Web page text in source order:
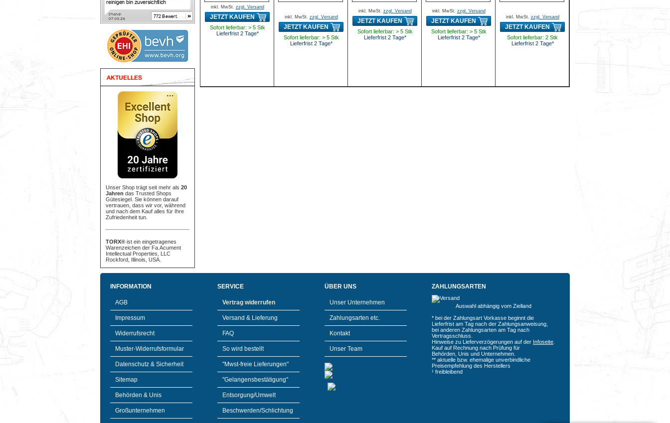
Unser Shop trägt seit mehr als 20
Jahren das Trusted Shops
Gütesiegel. Sie können darauf
vertrauen, dass wir vor, während
und nach dem Kauf alles für Ihre
Zufriedenheit tun.
TORX® ist ein eingetragenes
Warenzeichen der Fa.Acument
Intellectual Properties, LLC
Rockford, Illinois, USA.
inkl. MwSt. zzgl. Versand
JETZT KAUFEN
Sofort lieferbar: > 5 Stk
Lieferfrist 2 Tage*
inkl. MwSt. zzgl. Versand
JETZT KAUFEN
Sofort lieferbar: > 5 Stk
Lieferfrist 2 Tage*
inkl. MwSt. zzgl. Versand
JETZT KAUFEN
Sofort lieferbar: > 5 Stk
Lieferfrist 2 Tage*
inkl. MwSt. zzgl. Versand
JETZT KAUFEN
Sofort lieferbar: > 5 Stk
Lieferfrist 2 Tage*
inkl. MwSt. zzgl. Versand
JETZT KAUFEN
Sofort lieferbar: 2 Stk
Lieferfrist 2 Tage*
INFORMATION
AGB
Impressum
Widerrufsrecht
Muster-Widerrufsformular
Datenschutz & Sicherheit
Sitemap
Behörden & Unis
Großunternehmen
SERVICE
Vertrag widerrufen
Versand & Lieferung
FAQ
So wird bestellt
"Mwst-freie Lieferungen"
"Gelangensbestätigung"
Entsorgung/Umwelt
Beschwerden/Schlichtung
ÜBER UNS
Unser Unternehmen
Zahlungsarten etc.
Kontakt
Unser Team
ZAHLUNGSARTEN
Auswahl abhängig vom Zielland
* bei der Zahlungsart Vorkasse beginnt die
Lieferfrist am Tag nach der Zahlungsanweisung,
bei anderen Zahlungsarten am Tag nach
Vertragsschluss.
Hinweise zu Lieferverzögerungen auf der Infoseite
Kauf auf Rechnung nach Prüfung für
Behörden, Unis und Unternehmen.
** aktuelle bzw. ehemalige unverbindliche
Preisempfehlung des Herstellers
¹ freibleibend